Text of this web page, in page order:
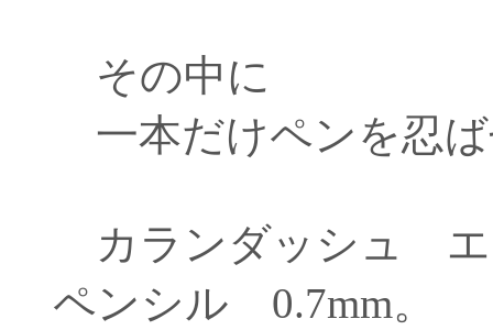
その中に
一本だけペンを忍
カランダッシュ
ペンシル 0.7mm。